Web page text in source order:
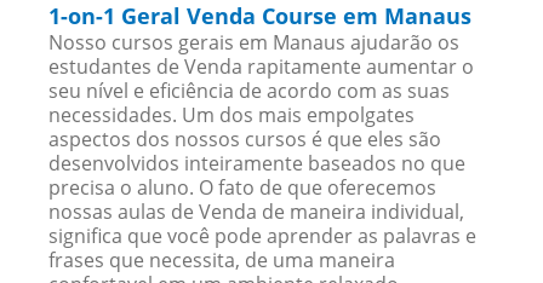
1-on-1 Geral Venda Course em Manaus
Nosso cursos gerais em Manaus ajudarão os
estudantes de Venda rapitamente aumentar o
seu nível e eficiência de acordo com as suas
necessidades. Um dos mais empolgates
aspectos dos nossos cursos é que eles são
desenvolvidos inteiramente baseados no que
precisa o aluno. O fato de que oferecemos
nossas aulas de Venda de maneira individual,
significa que você pode aprender as palavras e
frases que necessita, de uma maneira